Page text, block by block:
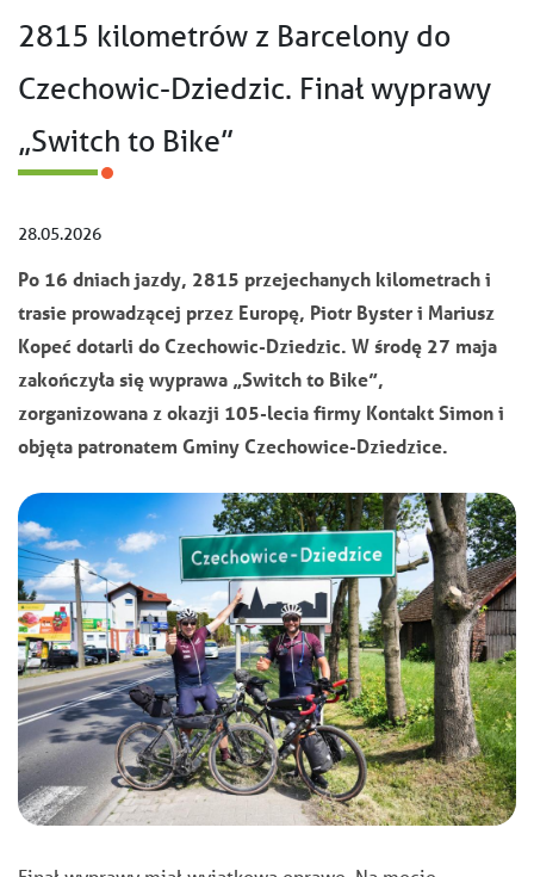
2815 kilometrów z Barcelony do
Czechowic-Dziedzic. Finał wyprawy
„Switch to Bike”
28.05.2026
Po 16 dniach jazdy, 2815 przejechanych kilometrach i
trasie prowadzącej przez Europę, Piotr Byster i Mariusz
Kopeć dotarli do Czechowic-Dziedzic. W środę 27 maja
zakończyła się wyprawa „Switch to Bike”,
zorganizowana z okazji 105-lecia firmy Kontakt Simon i
objęta patronatem Gminy Czechowice-Dziedzice.